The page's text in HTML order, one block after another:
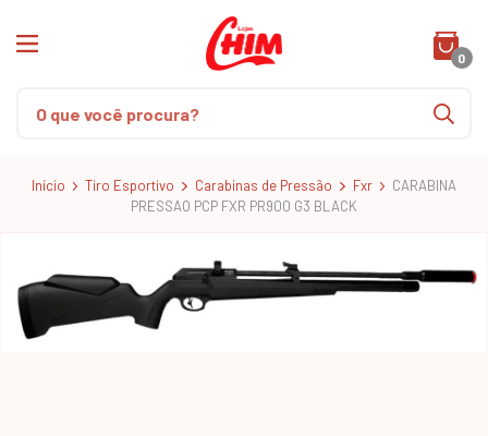
0
Início Tiro Esportivo Carabinas de Pressão Fxr
CARABINA
PRESSAO PCP FXR PR900 G3 BLACK